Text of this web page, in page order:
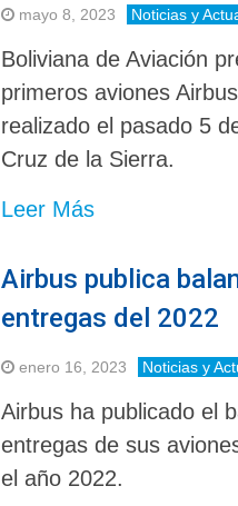
mayo 8, 2023 Noticias y
Boliviana de Aviación
primeros aviones
realizado el pasado 5
Cruz de la Sierra.
Leer Más
Airbus publica
entregas del 2022
enero 16, 2023 Noticias y
Airbus ha publicado el
entregas de sus
el año 2022.